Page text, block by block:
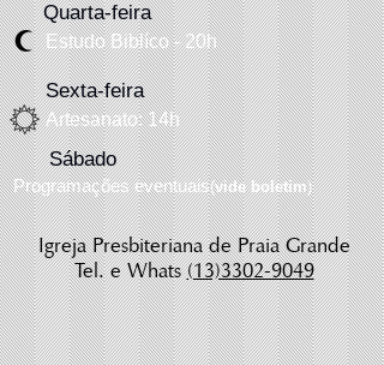
Quarta-feira
Estudo Biblíco - 20h
Sexta-feira
Artesanato: 14h
Programações eventuais(vide boletim)
Sábado
Igreja Presbiteriana de Praia Grande
Tel. e Whats(13)3302-9049